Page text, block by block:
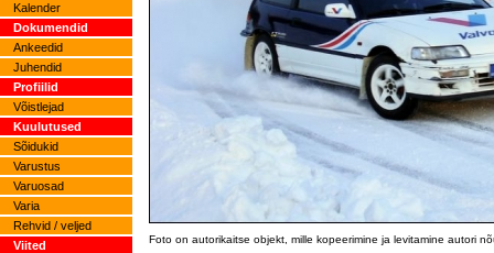
Kalender
Dokumendid
Ankeedid
Juhendid
Profiilid
Võistlejad
Kuulutused
Sõidukid
Varustus
Varuosad
Varia
Rehvid / veljed
Viited
Foto on autorikaitse objekt, mille kopeerimine ja levitamine autori